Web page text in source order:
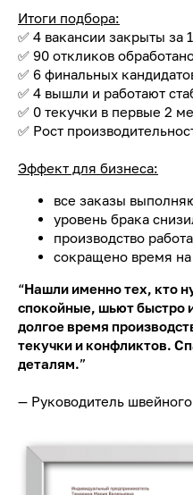
Итоги подбора:
✅ 4 вакансии закрыты за
✅ 90 откликов
✅ 6 финальных
✅ 4 вышли и работают
✅ 0 текучки в первые 2
✅ Рост
Эффект для бизнеса:
все заказы
уровень брака
производство
сокращено время
“Нашли именно тех, кто
спокойные, шьют быстро
долгое время
текучки и конфликтов.
деталям.”
— Руководитель